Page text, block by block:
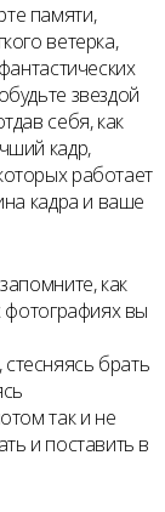
памяти,
ветерка,
звездой
себя, как
кадр,
работает
кадра и ваше
как
фотографиях вы
брать
так и не
и поставить в